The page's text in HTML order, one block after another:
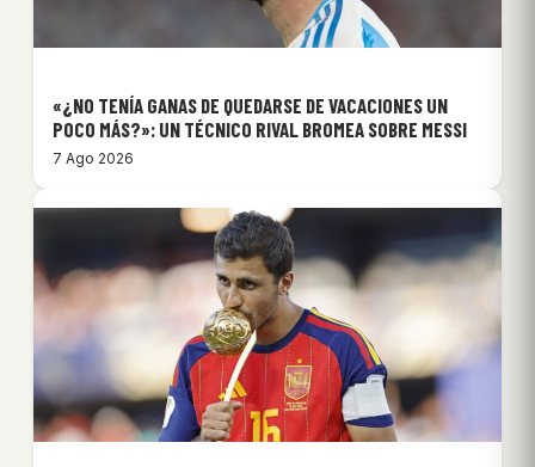
«¿NO TENÍA GANAS DE QUEDARSE DE VACACIONES UN
POCO MÁS?»: UN TÉCNICO RIVAL BROMEA SOBRE MESSI
7 Ago 2026